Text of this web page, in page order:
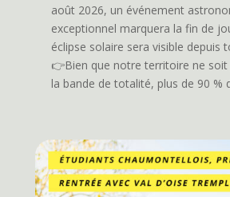
août 2026, un événement
exceptionnel marquera la fin de
éclipse solaire sera visible depuis
👉Bien que notre territoire ne soit
la bande de totalité, plus de 90 %